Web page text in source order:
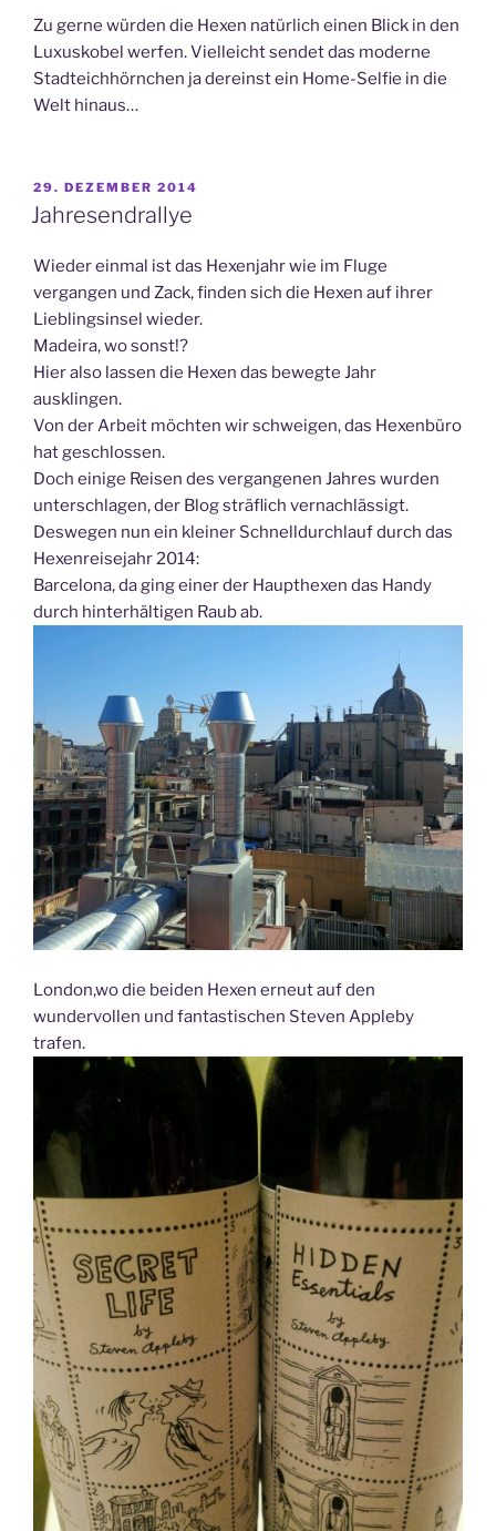
Zu gerne würden die Hexen natürlich einen Blick in den
Luxuskobel werfen. Vielleicht sendet das moderne
Stadteichhörnchen ja dereinst ein Home-Selfie in die
Welt hinaus…
VERÖFFENTLICHT
AM
29. DEZEMBER 2014
Jahresendrallye
Wieder einmal ist das Hexenjahr wie im Fluge
vergangen und Zack, finden sich die Hexen auf ihrer
Lieblingsinsel wieder.
Madeira, wo sonst!?
Hier also lassen die Hexen das bewegte Jahr
ausklingen.
Von der Arbeit möchten wir schweigen, das Hexenbüro
hat geschlossen.
Doch einige Reisen des vergangenen Jahres wurden
unterschlagen, der Blog sträflich vernachlässigt.
Deswegen nun ein kleiner Schnelldurchlauf durch das
Hexenreisejahr 2014:
Barcelona, da ging einer der Haupthexen das Handy
durch hinterhältigen Raub ab.
London,wo die beiden Hexen erneut auf den
wundervollen und fantastischen Steven Appleby
trafen.